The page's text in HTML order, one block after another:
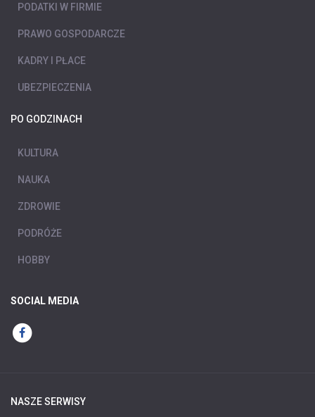
PODATKI W FIRMIE
PRAWO GOSPODARCZE
KADRY I PŁACE
UBEZPIECZENIA
PO GODZINACH
KULTURA
NAUKA
ZDROWIE
PODRÓŻE
HOBBY
SOCIAL MEDIA
NASZE SERWISY